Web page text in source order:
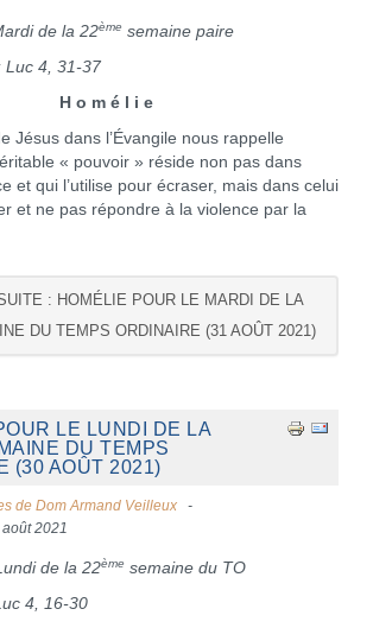
de la 22ème semaine paire
Luc 4, 31-37
H o m é l i e
dans l’Évangile nous rappelle
« pouvoir » réside non pas dans
et qui l’utilise pour écraser, mais dans celui
et ne pas répondre à la violence par la
: HOMÉLIE POUR LE MARDI DE LA
DU TEMPS ORDINAIRE (31 AOÛT 2021)
LE LUNDI DE LA
DU TEMPS
(30 AOÛT 2021)
de Dom Armand Veilleux
2021
de la 22ème semaine du TO
4, 16-30